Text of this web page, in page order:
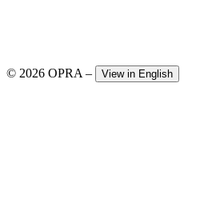
© 2026 OPRA – View in English